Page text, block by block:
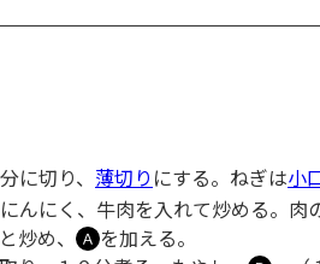
に切り、 薄切り にする。ねぎは小
んにく、牛肉を入れて炒める。肉
炒め、
Ａ を加える。